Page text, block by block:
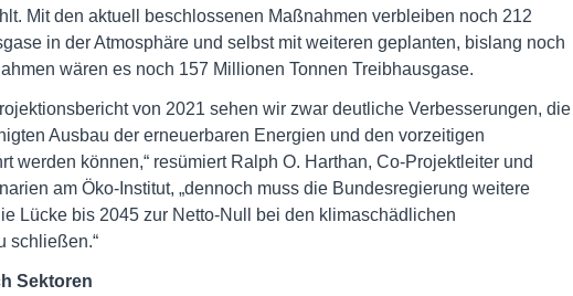
Mit den aktuell beschlossenen Maßnahmen verbleiben noch 212
in der Atmosphäre und selbst mit weiteren geplanten, bislang noch
wären es noch 157 Millionen Tonnen Treibhausgase.
von 2021 sehen wir zwar deutliche Verbesserungen, die
Ausbau der erneuerbaren Energien und den vorzeitigen
werden können,“ resümiert Ralph O. Harthan, Co-Projektleiter und
am Öko-Institut, „dennoch muss die Bundesregierung weitere
Lücke bis 2045 zur Netto-Null bei den klimaschädlichen
schließen.“
Sektoren